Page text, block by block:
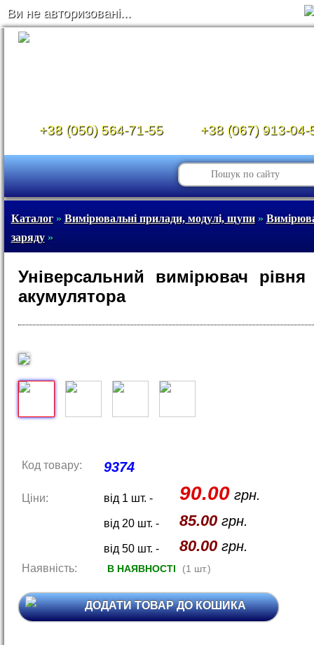
Ви не авторизовані...
+38 (050) 564-71-55 +38 (067) 913-04-
Каталог» Вимірювальні прилади, модулі, щупи»
заряду»
Універсальний вимірювач рівня
акумулятора
Код товару: 9374
Ціни: від 1 шт. - 90.00грн.
від 20 шт. - 85.00грн.
від 50 шт. - 80.00грн.
Наявність: В НАЯВНОСТІ (1 шт.)
ДОДАТИ ТОВАР ДО КОШИКА